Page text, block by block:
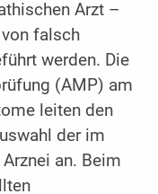
Arzt –
falsch
werden. Die
(AMP) am
leiten den
der im
an. Beim